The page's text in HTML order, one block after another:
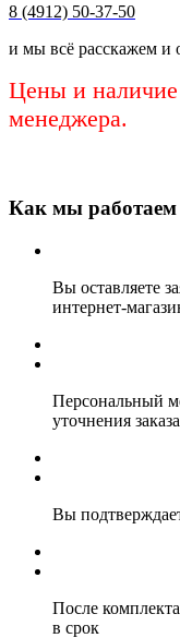
8 (4912) 50-37-50
и мы всё расскажем и
Цены и наличие
менеджера.
Как мы работаем
Вы оставляете
интернет-
Персональный
уточнения заказа
Вы
После
в срок